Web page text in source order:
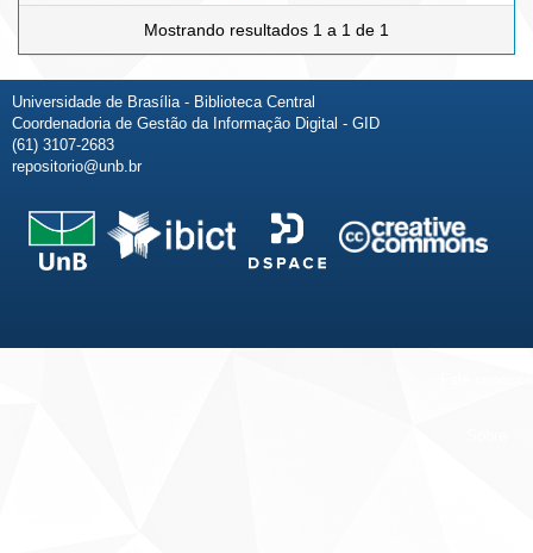
Mostrando resultados 1 a 1 de 1
Universidade de Brasília - Biblioteca Central
Coordenadoria de Gestão da Informação Digital - GID
(61) 3107-2683
repositorio@unb.br